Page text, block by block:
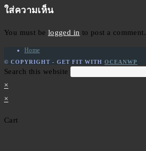
ใส่ความเห็น
You must be logged in to post a comment.
Home
© COPYRIGHT - GET FIT WITH OCEANWP
Search this website
×
×
Cart